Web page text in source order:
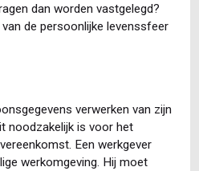
dan worden vastgelegd?
de persoonlijke levenssfeer
verwerken van zijn
noodzakelijk is voor het
Een werkgever
werkomgeving. Hij moet